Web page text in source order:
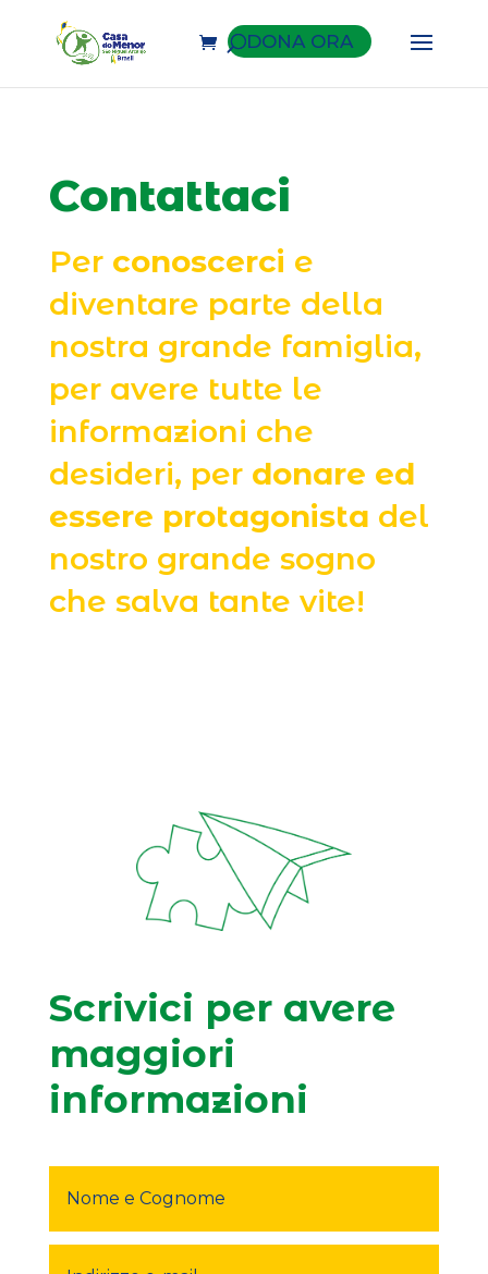
DONA ORA
Contattaci
Per conoscerci e
diventare parte della
nostra grande famiglia,
per avere tutte le
informazioni che
desideri, per donare ed
essere protagonista del
nostro grande sogno
che salva tante vite!
Scrivici per avere
maggiori
informazioni